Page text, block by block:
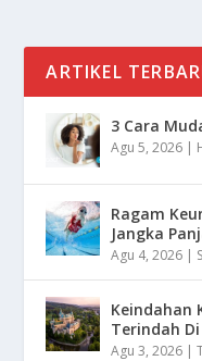
ARTIKEL
3 Cara
Agu 5, 2026 |
Ragam
Jangka
Agu 4, 2026 |
Keindahan
Terindah
Agu 3, 2026 |